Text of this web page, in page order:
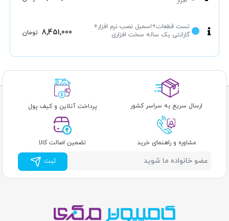
8,451,000 تومان
تست قطعات+اسمبل نصب نرم افزار+
گارانتی یک ساله سخت افزاری
ارسال سریع به سراسر کشور پرداخت آنلاین و کیف پول
مشاوره و راهنمای خرید تضمین اصالت کالا
ثبت